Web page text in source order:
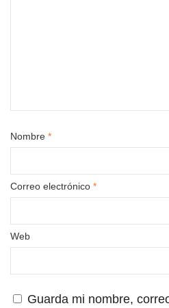
Nombre *
Correo electrónico *
Web
Guarda mi nombre,